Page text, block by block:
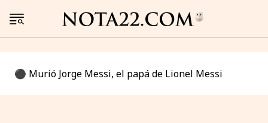
⚫️ Murió Jorge Messi, el papá de Lionel Messi